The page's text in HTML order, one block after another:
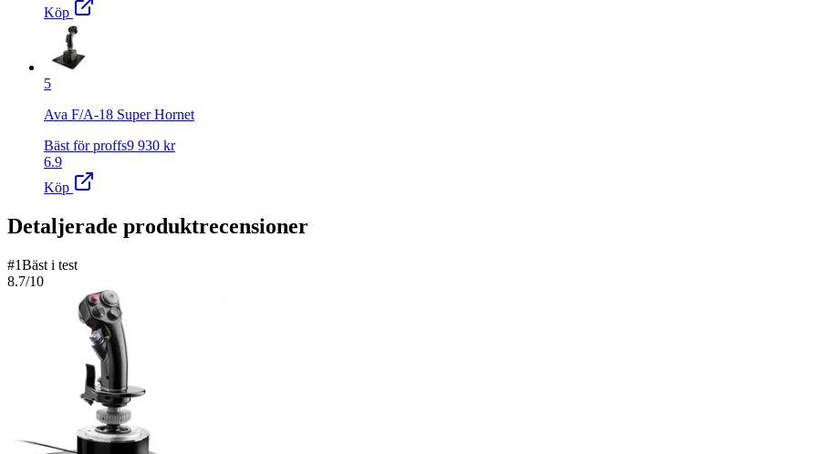
Köp
5
Ava F/A-18 Super Hornet
Bäst för proffs9 930 kr
6.9
Köp
Detaljerade produktrecensioner
#1Bäst i test
8.7/10